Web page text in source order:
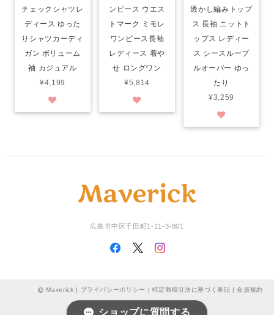
チェックシャツレ
ディース ゆった
りシャツカーディ
ガン ボリューム
袖 カジュアル
¥4,199
ンピース ウエス
トマーク ミモレ
ワンピース長袖
レディース 着や
せ ロングワン
¥5,814
透かし編みトップ
ス 長袖 ニットト
ップス レディー
ス シースループ
ルオーバー ゆっ
たり
¥3,259
広島市中区千田町1-11-3-801
Maverick | プライバシーポリシー | 特定商取引法に基づく表記 |会員規約
ショップに質問する